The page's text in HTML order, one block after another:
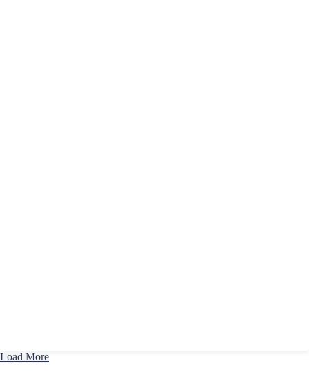
Load More